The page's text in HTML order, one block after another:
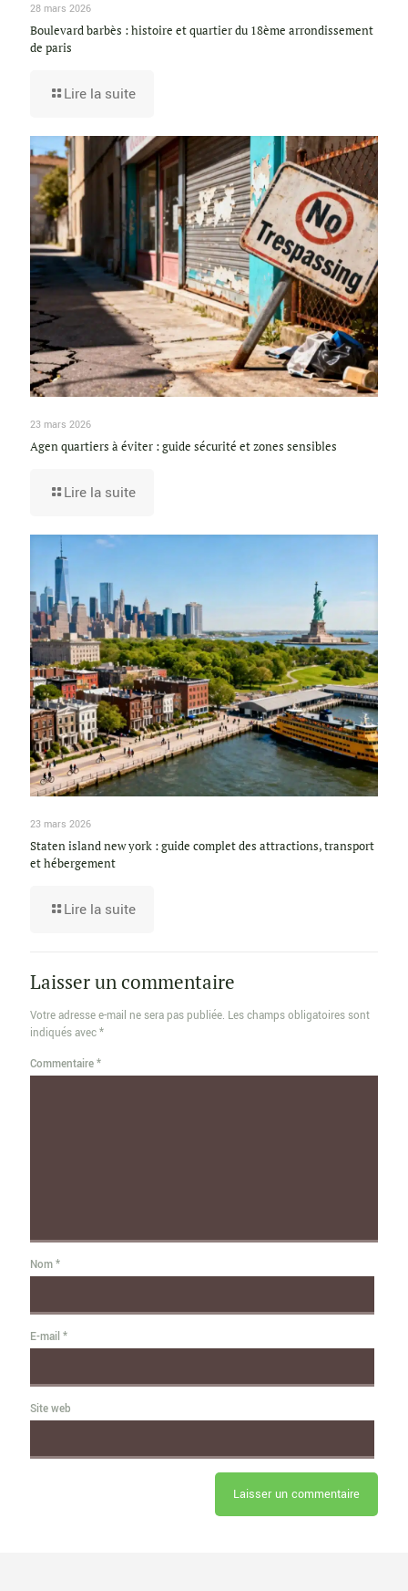
28 mars 2026
Boulevard barbès : histoire et quartier du 18ème arrondissement
de paris
Lire la suite
23 mars 2026
Agen quartiers à éviter : guide sécurité et zones sensibles
Lire la suite
23 mars 2026
Staten island new york : guide complet des attractions, transport
et hébergement
Lire la suite
Laisser un commentaire
Votre adresse e-mail ne sera pas publiée. Les champs obligatoires sont
indiqués avec*
Commentaire*
Nom*
E-mail *
Site web